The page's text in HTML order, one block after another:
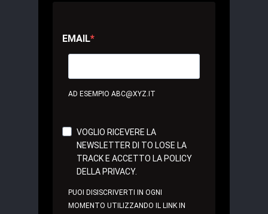
EMAIL
AD ESEMPIO ABC@XYZ.IT
VOGLIO RICEVERE LA
NEWSLETTER DI TO LOSE LA
TRACK E ACCETTO LA POLICY
DELLA PRIVACY.
PUOI DISISCRIVERTI IN OGNI
MOMENTO UTILIZZANDO IL LINK IN